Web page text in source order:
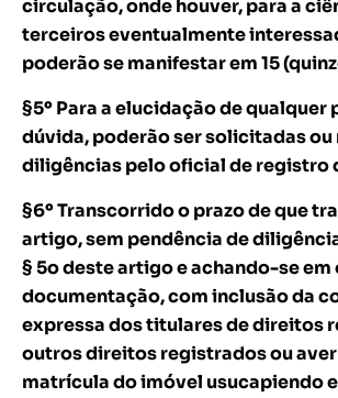
circulação, onde houver, para a
terceiros eventualmente
poderão se manifestar em 15
§5º Para a elucidação de qualquer
dúvida, poderão ser solicitadas ou
diligências pelo oficial de registro
§6º Transcorrido o prazo de que
artigo, sem pendência de
§ 5o deste artigo e achando-se em
documentação, com inclusão da
expressa dos titulares de direitos
outros direitos registrados ou
matrícula do imóvel usucapiendo